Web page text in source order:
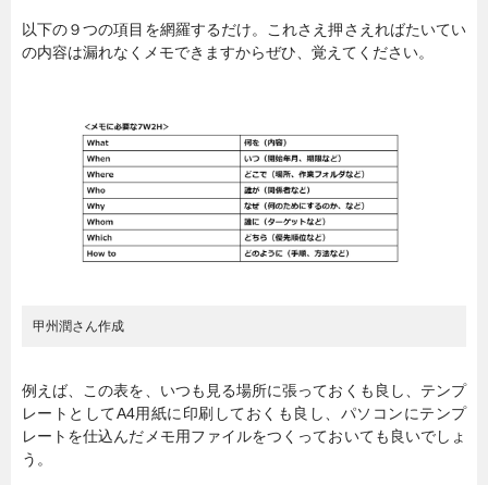
以下の９つの項目を網羅するだけ。これさえ押さえればたいてい
の内容は漏れなくメモできますからぜひ、覚えてください。
甲州潤さん作成
例えば、この表を、いつも見る場所に張っておくも良し、テンプ
レートとしてA4用紙に印刷しておくも良し、パソコンにテンプ
レートを仕込んだメモ用ファイルをつくっておいても良いでしょ
う。